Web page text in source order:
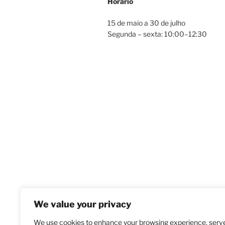
We value your privacy
We use cookies to enhance your browsing experience,
15 de maio a 30 de julho
Segunda – sexta: 10:00–12:30